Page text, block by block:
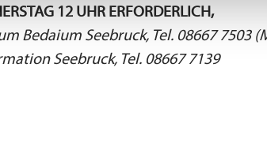
12 UHR ERFORDERLICH,
Bedaium Seebruck, Tel. 08667 7503
Seebruck, Tel. 08667 7139